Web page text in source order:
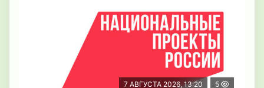
7 АВГУСТА 2026, 13:20 5